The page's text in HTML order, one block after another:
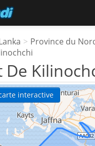
étoile
> Province du
De
interactive